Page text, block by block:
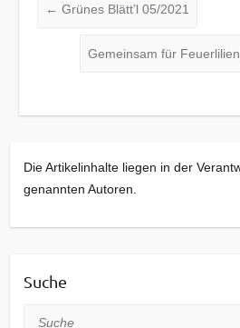
← Grünes Blätt’l 05/2021
Gemeinsam für
Die Artikelinhalte liegen in der
genannten Autoren.
Suche
Suche